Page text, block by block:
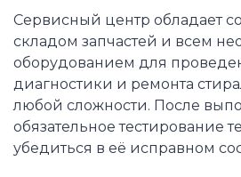
Сервисный центр обладает
складом запчастей и всем
оборудованием для
диагностики и ремонта
любой сложности. После
обязательное тестирование
убедиться в её исправном